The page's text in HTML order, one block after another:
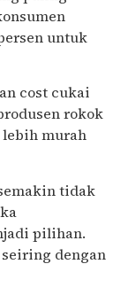
untuk
cost cukai
rokok
lebih murah
tidak
pilihan.
dengan